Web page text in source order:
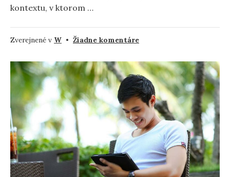
kontextu, v ktorom …
Zverejnené v W • Žiadne komentárena
whisky
v
sne